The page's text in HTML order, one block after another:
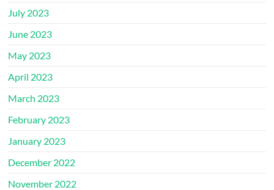
July 2023
June 2023
May 2023
April 2023
March 2023
February 2023
January 2023
December 2022
November 2022